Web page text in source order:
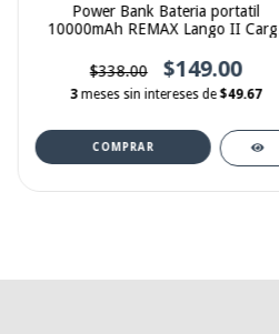
Power Bank Bateria portatil
10000mAh REMAX Lango II Carga
$338.00
$149.00
3 meses sin intereses de$49.67
COMPRAR